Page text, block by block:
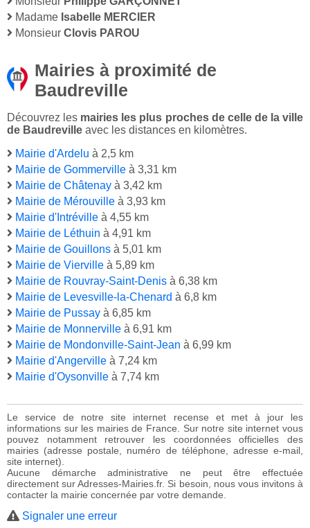
Madame Isabelle MERCIER
Monsieur Clovis PAROU
Mairies à proximité de
Baudreville
Découvrez les mairies les plus proches de celle de la ville
de Baudreville avec les distances en kilomètres.
Mairie d'Ardelu à 2,5 km
Mairie de Gommerville à 3,31 km
Mairie de Châtenay à 3,42 km
Mairie de Mérouville à 3,93 km
Mairie d'Intréville à 4,55 km
Mairie de Léthuin à 4,91 km
Mairie de Gouillons à 5,01 km
Mairie de Vierville à 5,89 km
Mairie de Rouvray-Saint-Denis à 6,38 km
Mairie de Levesville-la-Chenard à 6,8 km
Mairie de Pussay à 6,85 km
Mairie de Monnerville à 6,91 km
Mairie de Mondonville-Saint-Jean à 6,99 km
Mairie d'Angerville à 7,24 km
Mairie d'Oysonville à 7,74 km
Le service de notre site internet recense et met à jour les
informations sur les mairies de France. Sur notre site internet vous
pouvez notamment retrouver les coordonnées officielles des
mairies (adresse postale, numéro de téléphone, adresse e-mail,
site internet).
Aucune démarche administrative ne peut être effectuée
directement sur Adresses-Mairies.fr. Si besoin, nous vous invitons à
contacter la mairie concernée par votre demande.
Signaler une erreur